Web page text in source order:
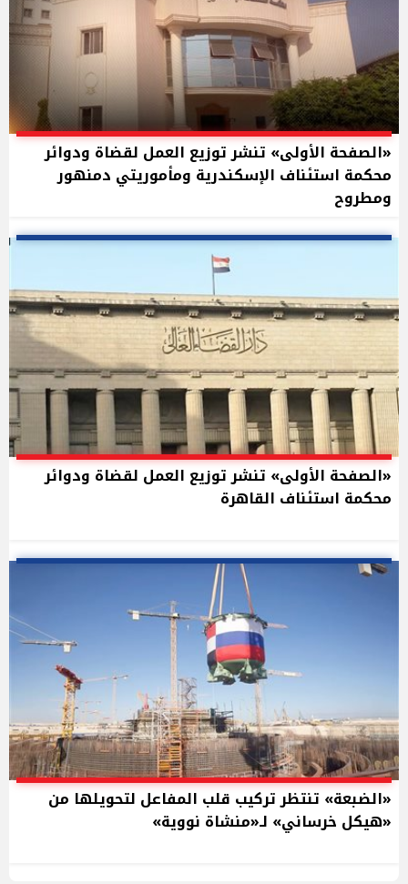
«الصفحة الأولى» تنشر توزيع العمل لقضاة ودوائر
محكمة استئناف الإسكندرية ومأموريتي دمنهور
ومطروح
«الصفحة الأولى» تنشر توزيع العمل لقضاة ودوائر
محكمة استئناف القاهرة
«الضبعة» تنتظر تركيب قلب المفاعل لتحويلها من
«هيكل خرساني» لـ«منشاة نووية»